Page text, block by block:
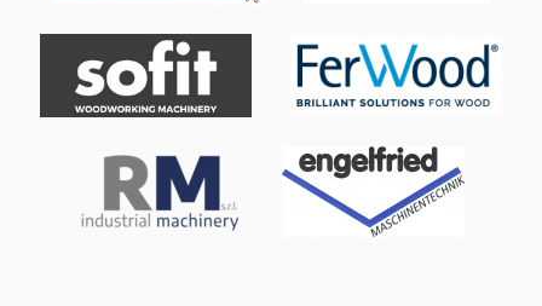
FORMATA (za svaku stranu): Zaštitna glodalica
(predglodanje) 75.186 (1 x 4,4 kW) Grubo glodanje (2 x 6,6
kW) + slobodno mesto DIO ZA NANOŠENJE IVICE (za svaku
stranu): Grejač za bočno zagrevanje radnih komada
Agregat za nanošenje lepka (lepak Hot Melt) 04.1570 Zona
pritiska + magacin za ivice u rolni (broj fioka): 2 Agregat za
sečenje ivice 08.42 (2 x 0,66 kW) 30 m/min (0°-25°)
Predglodalica 08.0555 (1 x 0,66 kW) Dcedpfxswz Ic Ao Afhek